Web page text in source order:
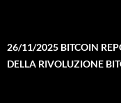
26/11/2025 BITCOIN
DELLA RIVOLUZIONE